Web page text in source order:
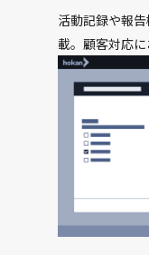
活動記録や報
載。顧客対応に